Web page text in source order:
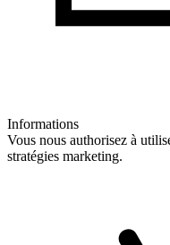
Informations
Vous nous authorisez à
stratégies marketing.